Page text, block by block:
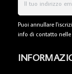
Puoi annullare
info di contatto nelle